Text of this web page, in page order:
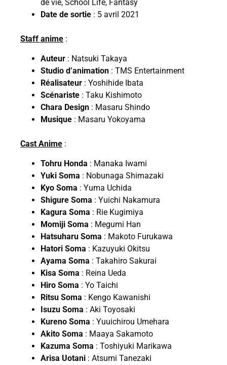
de vie, School Life, Fantasy
Date de sortie : 5 avril 2021
Staff anime :
Auteur : Natsuki Takaya
Studio d’animation : TMS Entertainment
Réalisateur : Yoshihide Ibata
Scénariste : Taku Kishimoto
Chara Design : Masaru Shindo
Musique : Masaru Yokoyama
Cast Anime :
Tohru Honda : Manaka Iwami
Yuki Soma : Nobunaga Shimazaki
Kyo Soma : Yuma Uchida
Shigure Soma : Yuichi Nakamura
Kagura Soma : Rie Kugimiya
Momiji Soma : Megumi Han
Hatsuharu Soma : Makoto Furukawa
Hatori Soma : Kazuyuki Okitsu
Ayama Soma : Takahiro Sakurai
Kisa Soma : Reina Ueda
Hiro Soma : Yo Taichi
Ritsu Soma : Kengo Kawanishi
Isuzu Soma : Aki Toyosaki
Kureno Soma : Yuuichirou Umehara
Akito Soma : Maaya Sakamoto
Kazuma Soma : Toshiyuki Marikawa
Arisa Uotani : Atsumi Tanezaki